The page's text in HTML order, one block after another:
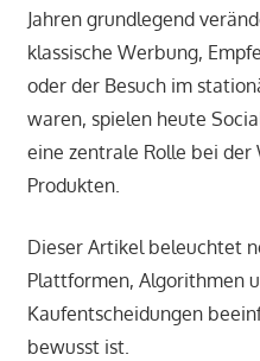
Jahren grundlegend
klassische Werbung,
oder der Besuch im
waren, spielen heute
eine zentrale Rolle bei der
Produkten.
Dieser Artikel beleuchtet
Plattformen, Algorithmen
Kaufentscheidungen
bewusst ist.